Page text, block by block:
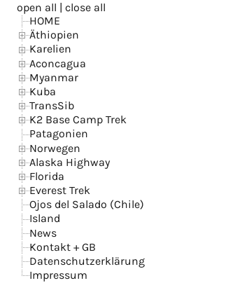
open all | close all
HOME
Äthiopien
Karelien
Aconcagua
Myanmar
Kuba
TransSib
K2 Base Camp Trek
Patagonien
Norwegen
Alaska Highway
Florida
Everest Trek
Ojos del Salado (Chile)
Island
News
Kontakt + GB
Datenschutzerklärung
Impressum